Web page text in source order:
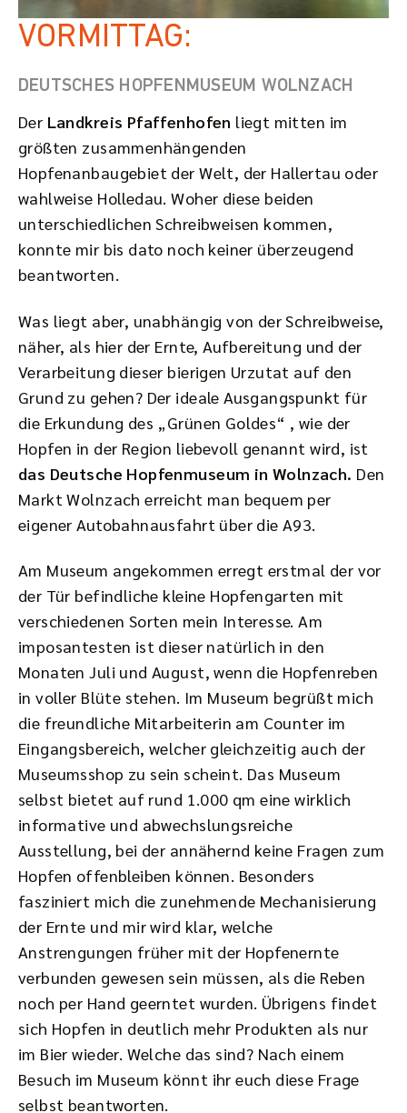
VORMITTAG:
DEUTSCHES HOPFENMUSEUM WOLNZACH
Der Landkreis Pfaffenhofen liegt mitten im
größten zusammenhängenden
Hopfenanbaugebiet der Welt, der Hallertau oder
wahlweise Holledau. Woher diese beiden
unterschiedlichen Schreibweisen kommen,
konnte mir bis dato noch keiner überzeugend
beantworten.
Was liegt aber, unabhängig von der Schreibweise,
näher, als hier der Ernte, Aufbereitung und der
Verarbeitung dieser bierigen Urzutat auf den
Grund zu gehen? Der ideale Ausgangspunkt für
die Erkundung des „Grünen Goldes“ , wie der
Hopfen in der Region liebevoll genannt wird, ist
das Deutsche Hopfenmuseum in Wolnzach. Den
Markt Wolnzach erreicht man bequem per
eigener Autobahnausfahrt über die A93.
Am Museum angekommen erregt erstmal der vor
der Tür befindliche kleine Hopfengarten mit
verschiedenen Sorten mein Interesse. Am
imposantesten ist dieser natürlich in den
Monaten Juli und August, wenn die Hopfenreben
in voller Blüte stehen. Im Museum begrüßt mich
die freundliche Mitarbeiterin am Counter im
Eingangsbereich, welcher gleichzeitig auch der
Museumsshop zu sein scheint. Das Museum
selbst bietet auf rund 1.000 qm eine wirklich
informative und abwechslungsreiche
Ausstellung, bei der annähernd keine Fragen zum
Hopfen offenbleiben können. Besonders
fasziniert mich die zunehmende Mechanisierung
der Ernte und mir wird klar, welche
Anstrengungen früher mit der Hopfenernte
verbunden gewesen sein müssen, als die Reben
noch per Hand geerntet wurden. Übrigens findet
sich Hopfen in deutlich mehr Produkten als nur
im Bier wieder. Welche das sind? Nach einem
Besuch im Museum könnt ihr euch diese Frage
selbst beantworten.